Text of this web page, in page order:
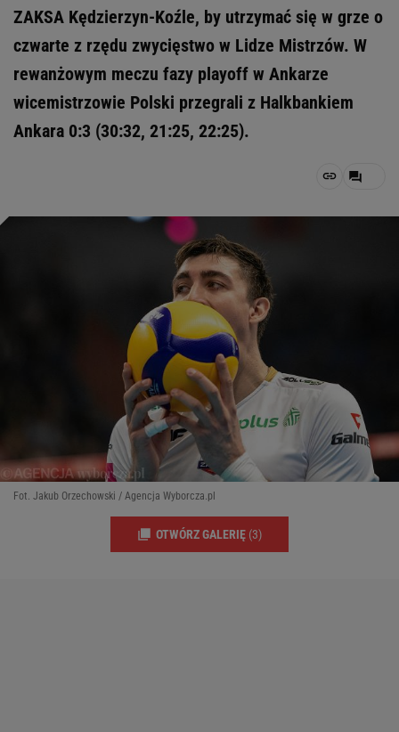
ZAKSA Kędzierzyn-Koźle, by utrzymać się w grze o
czwarte z rzędu zwycięstwo w Lidze Mistrzów. W
rewanżowym meczu fazy playoff w Ankarze
wicemistrzowie Polski przegrali z Halkbankiem
Ankara 0:3 (30:32, 21:25, 22:25).
Fot. Jakub Orzechowski / Agencja Wyborcza.pl
OTWÓRZ GALERIĘ (3)